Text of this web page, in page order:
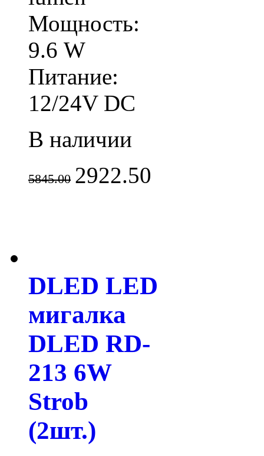
Мощность:
9.6 W
Питание:
12/24V DC
В наличии
5845.00 2922.50
DLED LED
мигалка
DLED RD-
213 6W
Strob
(2шт.)